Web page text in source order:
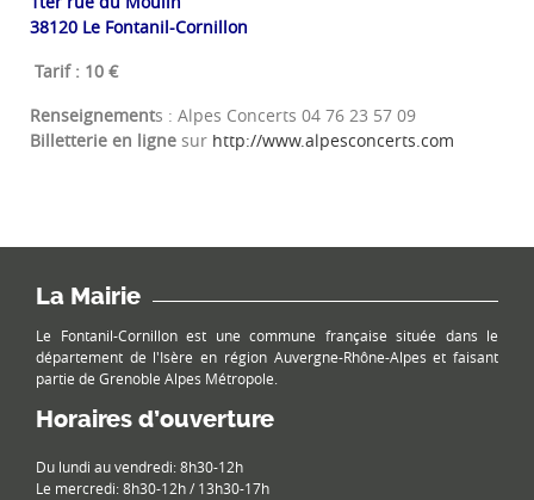
38120 Le Fontanil-Cornillon
Tarif : 10 €
Renseignements : Alpes Concerts 04 76 23 57 09
Billetterie en ligne sur http://www.alpesconcerts.com
La Mairie
Le Fontanil-Cornillon est une commune française située dans le
département de l'Isère en région Auvergne-Rhône-Alpes et faisant
partie de Grenoble Alpes Métropole.
Horaires d’ouverture
Du lundi au vendredi: 8h30-12h
Le mercredi: 8h30-12h / 13h30-17h